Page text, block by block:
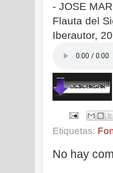
- JOSE
Flauta del
Iberautor,
Etiquetas:
No hay